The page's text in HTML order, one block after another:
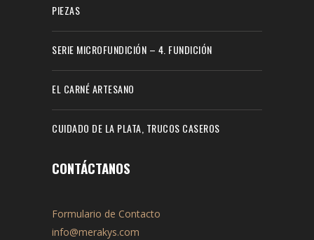
PIEZAS
SERIE MICROFUNDICIÓN – 4. FUNDICIÓN
EL CARNÉ ARTESANO
CUIDADO DE LA PLATA, TRUCOS CASEROS
CONTÁCTANOS
Formulario de Contacto
info@merakys.com